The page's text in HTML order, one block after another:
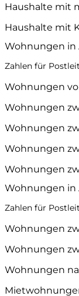
Haushalte mit
Haushalte mit
Wohnungen in
Zahlen für
Wohnungen
Wohnungen
Wohnungen
Wohnungen
Wohnungen
Wohnungen in
Zahlen für
Wohnungen
Wohnungen
Wohnungen